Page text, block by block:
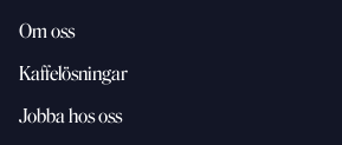
Om oss
Kaffelösningar
Jobba hos oss